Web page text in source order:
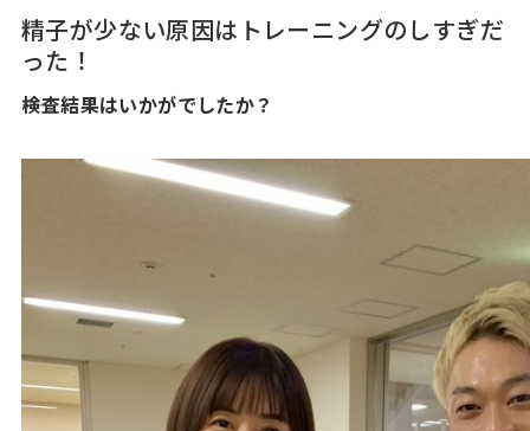
精子が少ない原因はトレーニングのしすぎだ
った！
――検査結果はいかがでしたか？